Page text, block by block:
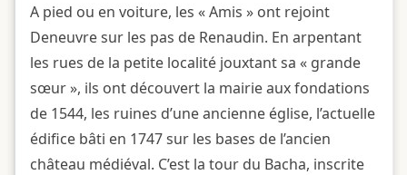
A pied ou en voiture, les « Amis » ont rejoint
Deneuvre sur les pas de Renaudin. En arpentant
les rues de la petite localité jouxtant sa « grande
sœur », ils ont découvert la mairie aux fondations
de 1544, les ruines d’une ancienne église, l’actuelle
édifice bâti en 1747 sur les bases de l’ancien
château médiéval. C’est la tour du Bacha, inscrite